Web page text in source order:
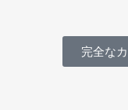
完全な